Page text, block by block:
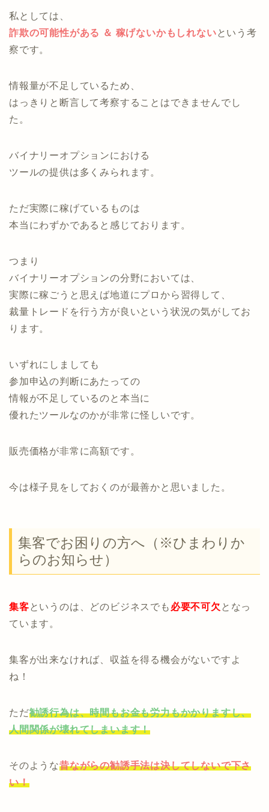
私としては、
詐欺の可能性がある ＆ 稼げないかもしれないという考
察です。
情報量が不足しているため、
はっきりと断言して考察することはできませんでし
た。
バイナリーオプションにおける
ツールの提供は多くみられます。
ただ実際に稼げているものは
本当にわずかであると感じております。
つまり
バイナリーオプションの分野においては、
実際に稼ごうと思えば地道にプロから習得して、
裁量トレードを行う方が良いという状況の気がしてお
ります。
いずれにしましても
参加申込の判断にあたっての
情報が不足しているのと本当に
優れたツールなのかが非常に怪しいです。
販売価格が非常に高額です。
今は様子見をしておくのが最善かと思いました。
集客でお困りの方へ（※ひまわりか
らのお知らせ）
集客というのは、どのビジネスでも 必要不可欠 となっ
ています。
集客が出来なければ、収益を得る機会がないですよ
ね！
ただ勧誘行為は、時間もお金も労力もかかりますし、
人間関係が壊れてしまいます！
そのような昔ながらの勧誘手法は決してしないで下さ
い！